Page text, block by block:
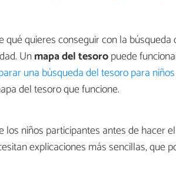
qué quieres conseguir con la
Unmapa del tesoropuede
una búsqueda del tesoro para niños
del tesoro que funcione.
los niños participantes antes de hacer
explicaciones más sencillas, que